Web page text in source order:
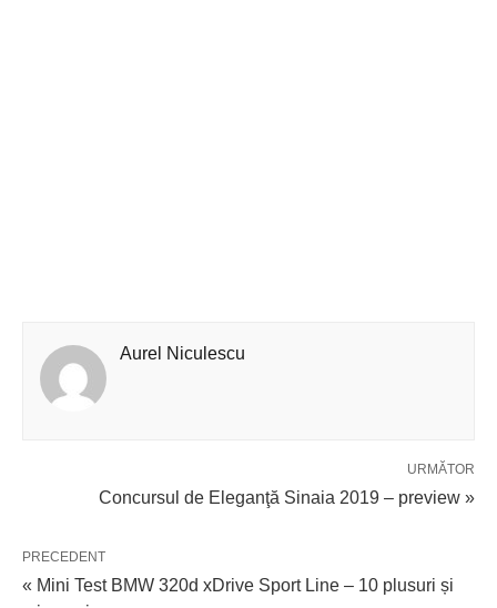
Aurel Niculescu
URMĂTOR
Concursul de Eleganţă Sinaia 2019 – preview »
PRECEDENT
« Mini Test BMW 320d xDrive Sport Line – 10 plusuri și